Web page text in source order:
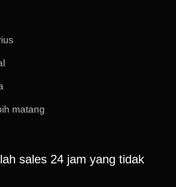
matang
sales 24 jam yang tidak